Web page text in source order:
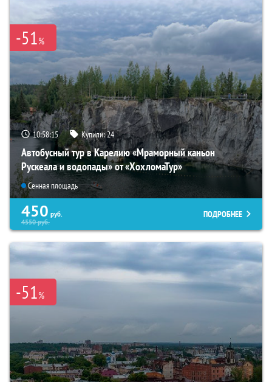
-51%
10:58:14 Купили:24
Автобусный тур в Карелию «Мраморный каньон
Рускеала и водопады» от «ХохломаТур»
Сенная площадь
450 руб.
4550руб.
ПОДРОБНЕЕ
-51%